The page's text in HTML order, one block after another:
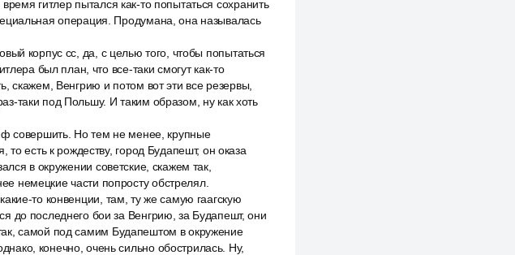
гитлер пытался как-то попытаться сохранить
операция. Продумана, она называлась
корпус сс, да, с целью того, чтобы попытаться
был план, что все-таки смогут как-то
скажем, Венгрию и потом вот эти все резервы,
таки под Польшу. И таким образом, ну как хоть
совершить. Но тем не менее, крупные
есть к рождеству, город Будапешт, он оказа
в окружении советские, скажем так,
немецкие части попросту обстрелял.
то конвенции, там, ту же самую гаагскую
до последнего бои за Венгрию, за Будапешт, они
самой под самим Будапештом в окружение
конечно, очень сильно обострилась. Ну,